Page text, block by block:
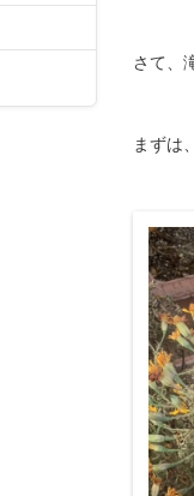
さて、
まずは